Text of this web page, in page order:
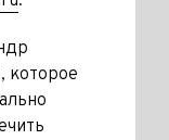
которое